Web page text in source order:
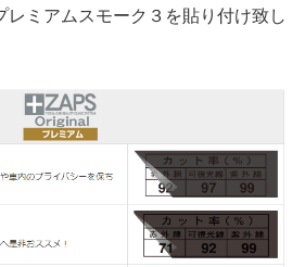
ミアムスモーク３を貼り付け致し